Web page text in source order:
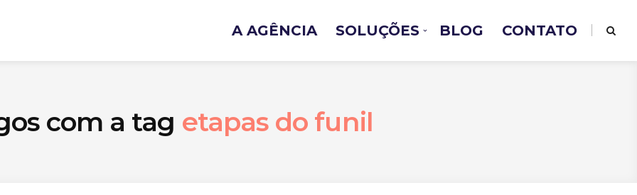
A AGÊNCIA SOLUÇÕES BLOG CONTATO
com a tag etapas do funil